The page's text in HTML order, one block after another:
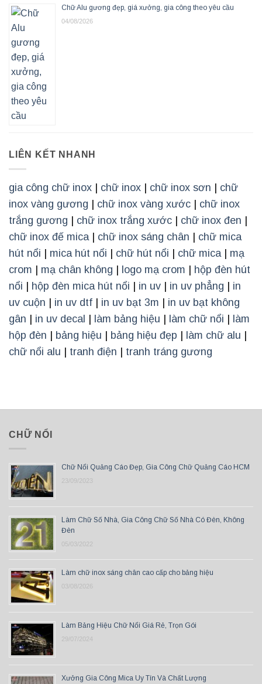
Chữ Alu gương đẹp, giá xưởng, gia công theo yêu cầu
04/08/2026
LIÊN KẾT NHANH
gia công chữ inox | chữ inox | chữ inox sơn | chữ
inox vàng gương | chữ inox vàng xước | chữ inox
trắng gương | chữ inox trắng xước | chữ inox đen |
chữ inox đế mica | chữ inox sáng chân | chữ mica
hút nổi | mica hút nổi | chữ hút nổi | chữ mica | mạ
crom | mạ chân không | logo mạ crom | hộp đèn hút
nổi | hộp đèn mica hút nổi | in uv | in uv phẳng | in
uv cuộn | in uv dtf | in uv bạt 3m | in uv bạt không
gân | in uv decal | làm bảng hiệu | làm chữ nổi | làm
hộp đèn | bảng hiệu | bảng hiệu đẹp | làm chữ alu |
chữ nổi alu | tranh điện | tranh tráng gương
CHỮ NỔI
Chữ Nổi Quảng Cáo Đẹp, Gia Công Chữ Quảng Cáo HCM
23/09/2023
Làm Chữ Số Nhà, Gia Công Chữ Số Nhà Có Đèn, Không
Đèn
05/03/2022
Làm chữ inox sáng chân cao cấp cho bảng hiệu
03/08/2026
Làm Bảng Hiệu Chữ Nổi Giá Rẻ, Trọn Gói
29/07/2024
Xưởng Gia Công Mica Uy Tín Và Chất Lượng